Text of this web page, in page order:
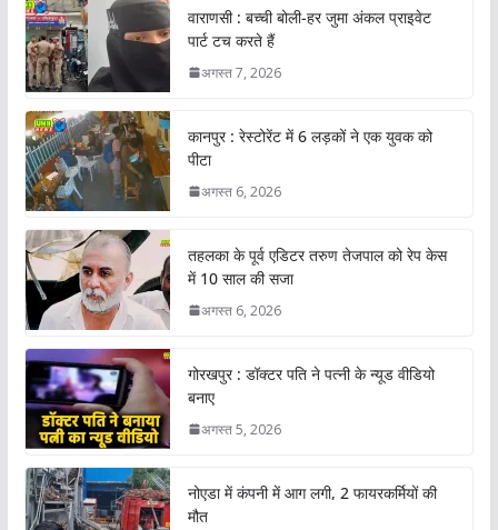
वाराणसी : बच्ची बोली-हर जुमा अंकल प्राइवेट
पार्ट टच करते हैं
अगस्त 7, 2026
कानपुर : रेस्टोरेंट में 6 लड़कों ने एक युवक को
पीटा
अगस्त 6, 2026
तहलका के पूर्व एडिटर तरुण तेजपाल को रेप केस
में 10 साल की सजा
अगस्त 6, 2026
गोरखपुर : डॉक्टर पति ने पत्नी के न्यूड वीडियो
बनाए
अगस्त 5, 2026
नोएडा में कंपनी में आग लगी, 2 फायरकर्मियों की
मौत